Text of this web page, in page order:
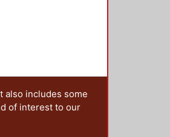
also includes some
of interest to our